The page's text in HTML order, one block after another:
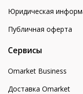
Юридическая
Публичная оферта
Сервисы
Omarket Business
Доставка Omarket